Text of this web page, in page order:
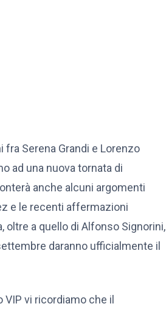
fra Serena Grandi e Lorenzo
ad una nuova tornata di
anche alcuni argomenti
e le recenti affermazioni
oltre a quello di Alfonso Signorini,
daranno ufficialmente il
vi ricordiamo che il